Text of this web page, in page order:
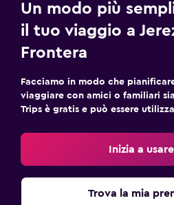
Un modo più
il tuo viaggio a
Frontera
Facciamo in modo che
viaggiare con amici o familiari
Trips è gratis e può essere
Inizia a
Trova la mia